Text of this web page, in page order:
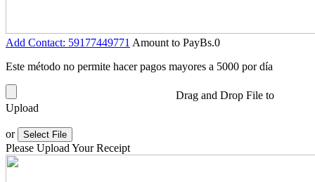
Add Contact: 59177449771 Amount to PayBs.0
Este método no permite hacer pagos mayores a 5000 por día
Drag and Drop File to
Upload
or Select File
Please Upload Your Receipt